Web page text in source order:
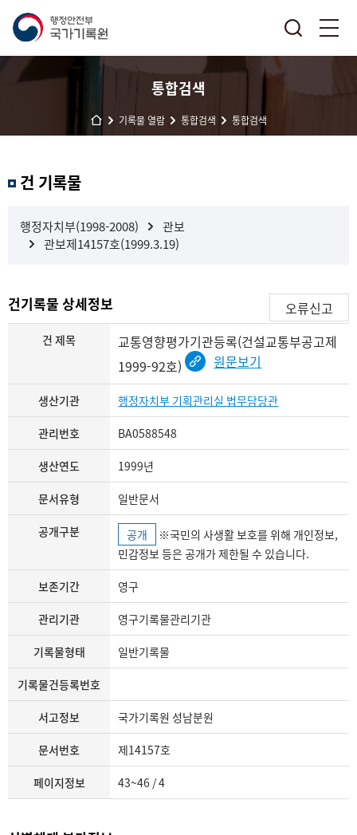
통합검색
기록물 열람 통합검색 통합검색
과 건 기록물
행정자치부(1998-2008)
관보
관보제14157호(1999.3.19)
건기록물 상세정보 오류신고
건 제목
교통영향평가기관등록(건설교통부공고제
1999-92호)
원문보기
생산기관 행정자치부 기획관리실 법무담당관
관리번호 BA0588548
생산연도 1999년
문서유형 일반문서
공개구분 공개
민감정보 등은 공개가 제한될 수 있습니다.
보존기간 영구
관리기관 영구기록물관리기관
기록물형태 일반기록물
기록물건등록번호
서고정보 국가기록원 성남분원
문서번호 제14157호
페이지정보 43~46 / 4